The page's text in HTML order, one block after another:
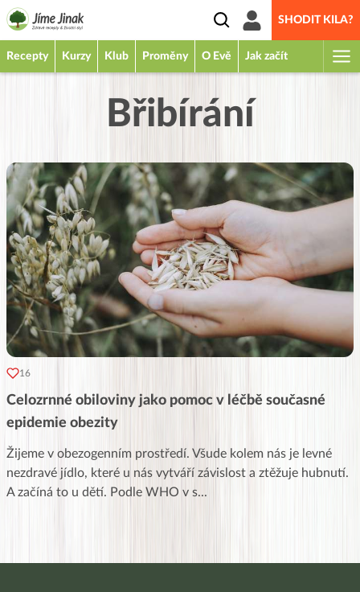
SHODIT KILA?
Recepty Kurzy Klub Proměny O Evě Jak začít
Břibírání
16
Celozrnné obiloviny jako pomoc v léčbě současné
epidemie obezity
Žijeme v obezogenním prostředí. Všude kolem nás je levné
nezdravé jídlo, které u nás vytváří závislost a ztěžuje hubnutí.
A začíná to u dětí. Podle WHO v s...